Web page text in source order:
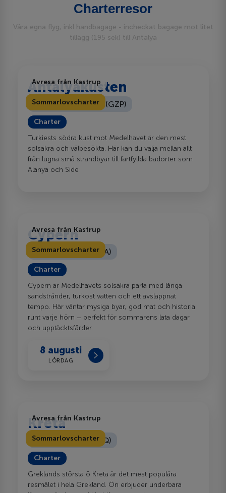
Charterresor
Våra egna flyg, inkl handbagage - incheckat bagage mot litet
tillägg (195 sek) till Antalya
Sommarlovscharter
Avresa från Kastrup
Antalyakusten
Gazipasa flygplats (GZP)
Charter
Turkiests södra kust mot Medelhavet är den mest
solsäkra och välbesökta. Här kan du välja mellan allt
från lugna små strandbyar till fartfyllda badorter som
Alanya och Side
Sommarlovscharter
Avresa från Kastrup
Cypern
Larnacakusten (LCA)
Charter
Cypern är Medelhavets solsäkra pärla med långa
sandstränder, turkost vatten och ett avslappnat
tempo. Här väntar mysiga byar, god mat och historia
runt varje hörn – perfekt för sommarens lata dagar
och upptäcktsfärder.
8 augusti
LÖRDAG
Sommarlovscharter
Avresa från Kastrup
Kreta
Chaniakusten (CHQ)
Charter
Greklands största ö Kreta är det mest populära
resmålet i hela Grekland. Ön erbjuder underbara